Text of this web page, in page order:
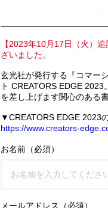
【2023年10月17日（火）
ざいました。
玄光社が発行する『コマー
ト CREATORS EDGE
を差し上げます関心のある
▼CREATORS EDGE 2023
https://www.creators-
お名前（必須）
メールアドレス（必須）